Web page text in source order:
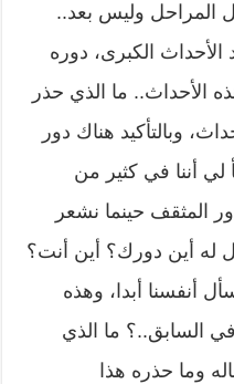
المراحل وليس بعد..
الكبرى، دوره
الأحداث.. ما الذي حذر
وبالتأكيد هناك دور
لي أننا في كثير من
المثقف حينما نشعر
له أين دورك؟ أين أنت؟
أنفسنا أبدا، وهذه
السابق..؟ ما الذي
وما حذره هذا